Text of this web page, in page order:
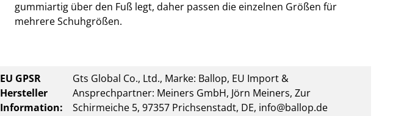
gummiartig über den Fuß legt, daher passen die einzelnen Größen für
mehrere Schuhgrößen.
EU GPSR
Hersteller
Information:
Gts Global Co., Ltd., Marke: Ballop, EU Import &
Ansprechpartner: Meiners GmbH, Jörn Meiners, Zur
Schirmeiche 5, 97357 Prichsenstadt, DE, info@ballop.de